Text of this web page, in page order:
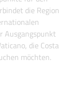
die Region
Ausgangspunkt
die Costa
möchten.